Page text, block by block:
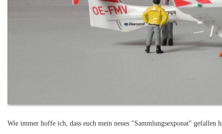
Wie immer hoffe ich, dass euch mein neues "Sammlungsexponat" gefallen